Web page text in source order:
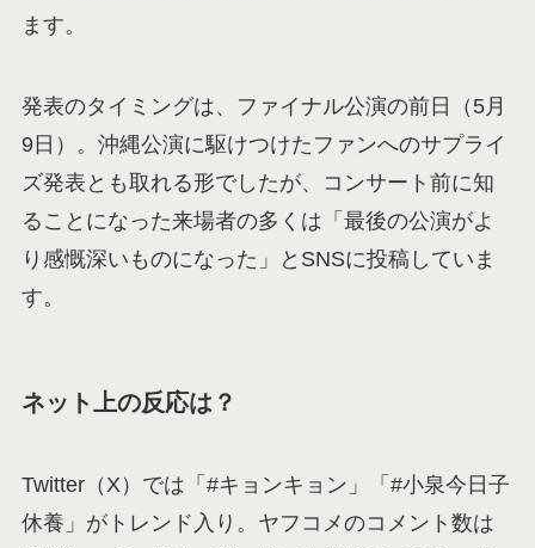
ます。
発表のタイミングは、ファイナル公演の前日（5月
9日）。沖縄公演に駆けつけたファンへのサプライ
ズ発表とも取れる形でしたが、コンサート前に知
ることになった来場者の多くは「最後の公演がよ
り感慨深いものになった」とSNSに投稿していま
す。
ネット上の反応は？
Twitter（X）では「#キョンキョン」「#小泉今日子
休養」がトレンド入り。ヤフコメのコメント数は